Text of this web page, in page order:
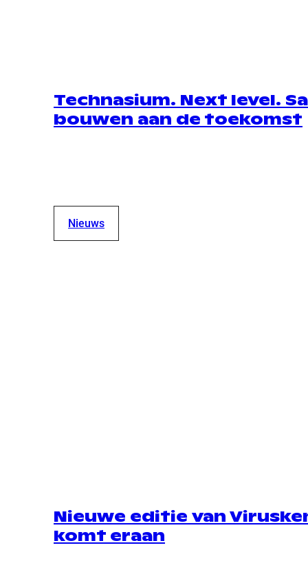
Technasium. Next level.
bouwen aan de toekomst
Nieuws
Nieuwe editie van
komt eraan